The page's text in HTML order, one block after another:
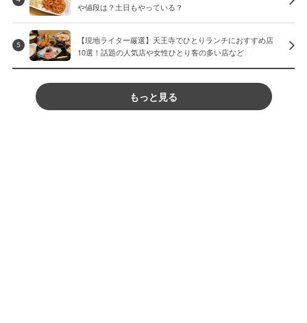
や値段は？土日もやっている？
5
【現地ライター厳選】天王寺でひとりランチにおすすめ店
10選！話題の人気店や女性ひとり客の多い店など
もっと見る